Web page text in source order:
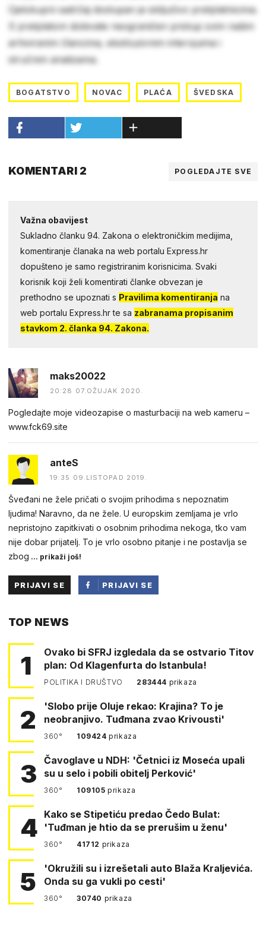
Cjelokupni sadržaj dostupan je isključivo pretplatnicima.
S pretplatom dobivate neograničen pristup svim našim
arhiviranim člancima, ekskluzivnim intervjuima i
stručnim analizama.
BOGATSTVO NOVAC PLAĆA ŠVEDSKA
KOMENTARI 2 POGLEDAJTE SVE
Važna obavijest
Sukladno članku 94. Zakona o elektroničkim medijima,
komentiranje članaka na web portalu Express.hr
dopušteno je samo registriranim korisnicima. Svaki
korisnik koji želi komentirati članke obvezan je
prethodno se upoznati s Pravilima komentiranja na
web portalu Express.hr te sa zabranama propisanim
stavkom 2. članka 94. Zakona.
maks20022
20:28 07.OŽUJAK 2020.
Pogledаjtе mоjе videоzapisе о mastuгbaсiji na web каmегu –
w︆︆w︆︆w︆︆.︆︆f︆︆ck69︆︆.︆︆site
anteS
19:35 09.LISTOPAD 2019.
Šveđani ne žele pričati o svojim prihodima s nepoznatim
ljudima! Naravno, da ne žele. U europskim zemljama je vrlo
nepristojno zapitkivati o osobnim prihodima nekoga, tko vam
nije dobar prijatelj. To je vrlo osobno pitanje i ne postavlja se
zbog ... prikaži još!
PRIJAVI SE
PRIJAVI SE
TOP NEWS
1
Ovako bi SFRJ izgledala da se ostvario Titov
plan: Od Klagenfurta do Istanbula!
POLITIKA I DRUŠTVO 283444 prikaza
2
'Slobo prije Oluje rekao: Krajina? To je
neobranjivo. Tuđmana zvao Krivousti'
360° 109424prikaza
3
Čavoglave u NDH: 'Četnici iz Moseća upali
su u selo i pobili obitelj Perković'
360° 109105prikaza
4 Kako se Stipetiću predao Čedo Bulat:
'Tuđman je htio da se prerušim u ženu'
360° 41712 prikaza
5
'Okružili su i izrešetali auto Blaža Kraljevića.
Onda su ga vukli po cesti'
360° 30740 prikaza